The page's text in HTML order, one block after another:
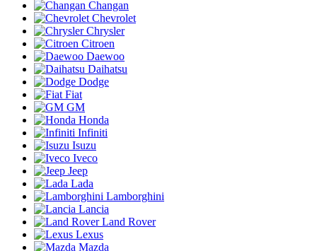
Changan
Chevrolet
Chrysler
Citroen
Daewoo
Daihatsu
Dodge
Fiat
GM
Honda
Infiniti
Isuzu
Iveco
Jeep
Lada
Lamborghini
Lancia
Land Rover
Lexus
Mazda